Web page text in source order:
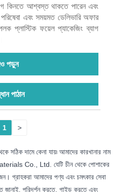
কিনতে আশ্বস্ত থাকতে পারেন এবং
এবং সময়মত ডেলিভারি অফার
প্লাস্টিক ফয়েল প্যাকেজিং ব্যাগ
পড়ুন
পাঠান
1 >
সঠিক দামে কেনা যায়৷ আমাদের কারখানার নাম
Co., Ltd. যেটি চীন থেকে পোশাকের
গ্রাহকরা আমাদের পণ্য এবং চমৎকার সেবা
জানাই, পরিদর্শন করতে, গাইড করতে এবং